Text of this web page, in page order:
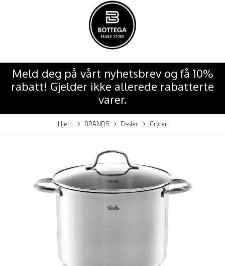
Meld deg på vårt nyhetsbrev og få 10%
rabatt! Gjelder ikke allerede rabatterte
varer.
Hjem BRANDS Fissler Gryter